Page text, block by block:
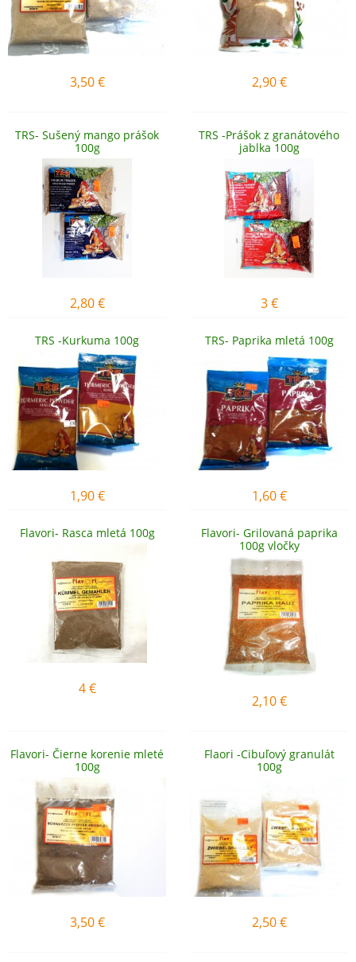
3,50 € 2,90 €
TRS- Sušený mango prášok
100g
2,80 €
TRS -Prášok z granátového
jablka 100g
3 €
TRS -Kurkuma 100g
1,90 €
TRS- Paprika mletá 100g
1,60 €
Flavori- Rasca mletá 100g
4 €
Flavori- Grilovaná paprika
100g vločky
2,10 €
Flavori- Čierne korenie mleté
100g
3,50 €
Flaori -Cibuľový granulát
100g
2,50 €